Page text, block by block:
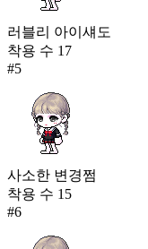
러블리 아이섀도
착용 수 17
#5
사소한 변경쩜
착용 수 15
#6